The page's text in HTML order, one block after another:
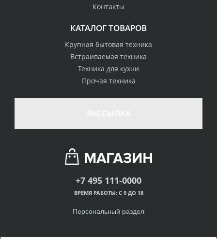
Контакты
КАТАЛОГ ТОВАРОВ
Крупная бытовая техника
Встраиваемая техника
Техника для кухни
Прочая техника
+7 495 111-0000
ВРЕМЯ РАБОТЫ: С 9 ДО 18
Персональный раздел